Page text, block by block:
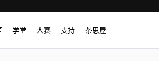
学堂 大赛 支持 茶思屋